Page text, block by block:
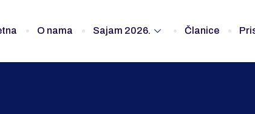
O nama Sajam 2026. Članice